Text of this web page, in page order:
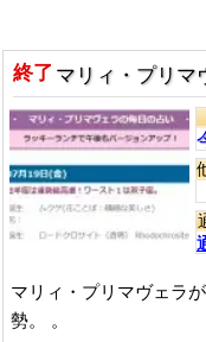
終了 マリィ・プリマ
マリィ・プリマヴェラ
勢。 。